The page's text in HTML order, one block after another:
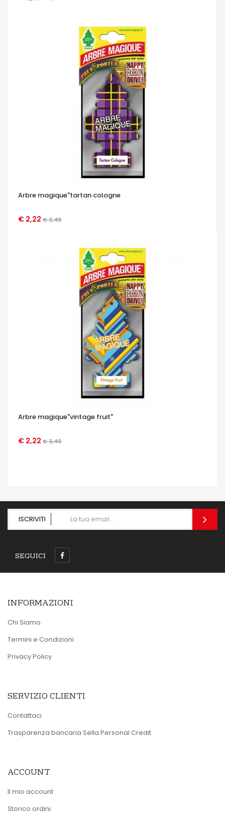
Arbre magique"tartan cologne
€ 2,22 € 2,46
OCCHIATA VELOCE
Arbre magique"vintage fruit"
€ 2,22 € 2,46
OCCHIATA VELOCE
ISCRIVITI
SEGUICI
INFORMAZIONI
Chi Siamo
Termini e Condizioni
Privacy Policy
SERVIZIO CLIENTI
Contattaci
Trasparenza bancaria Sella Personal Credit
ACCOUNT
Il mio account
Storico ordini